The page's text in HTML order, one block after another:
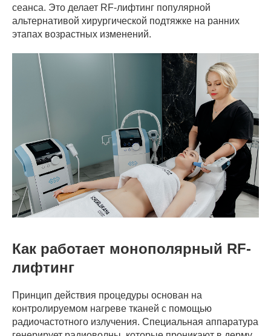
сеанса. Это делает RF-лифтинг популярной
альтернативой хирургической подтяжке на ранних
этапах возрастных изменений.
Как работает монополярный RF-
лифтинг
Принцип действия процедуры основан на
контролируемом нагреве тканей с помощью
радиочастотного излучения. Специальная аппаратура